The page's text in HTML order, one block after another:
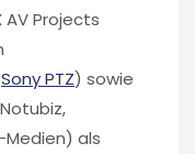
AV Projects
Sony PTZ) sowie
als